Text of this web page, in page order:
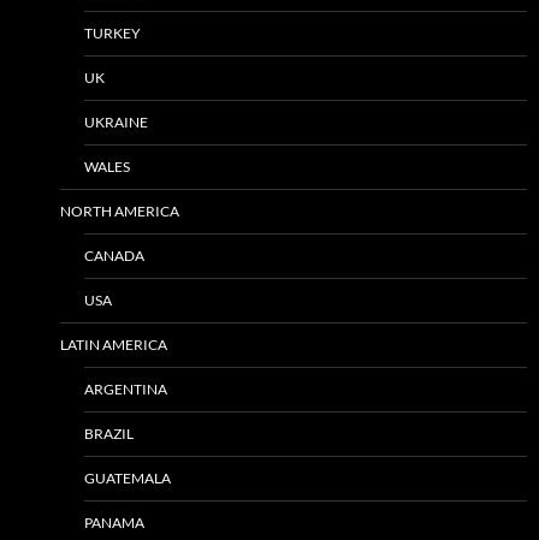
TURKEY
UK
UKRAINE
WALES
NORTH AMERICA
CANADA
USA
LATIN AMERICA
ARGENTINA
BRAZIL
GUATEMALA
PANAMA